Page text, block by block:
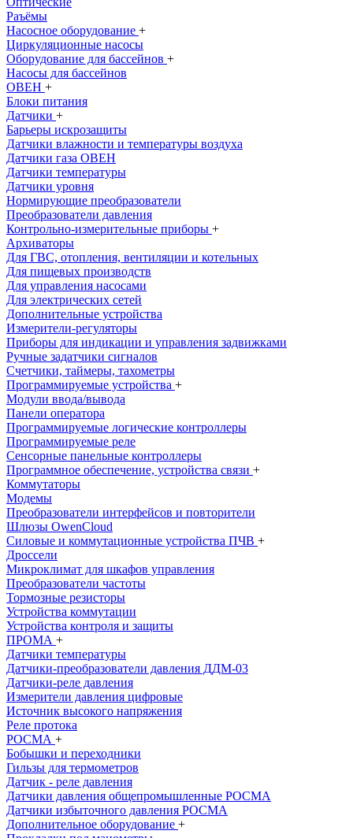
Раъёмы
Насосное оборудование +
Циркуляционные насосы
Оборудование для бассейнов +
Насосы для бассейнов
ОВЕН +
Блоки питания
Датчики +
Барьеры искрозащиты
Датчики влажности и температуры воздуха
Датчики газа ОВЕН
Датчики температуры
Датчики уровня
Нормирующие преобразователи
Преобразователи давления
Контрольно-измерительные приборы +
Архиваторы
Для ГВС, отопления, вентиляции и котельных
Для пищевых производств
Для управления насосами
Для электрических сетей
Дополнительные устройства
Измерители-регуляторы
Приборы для индикации и управления задвижками
Ручные задатчики сигналов
Счетчики, таймеры, тахометры
Программируемые устройства +
Модули ввода/вывода
Панели оператора
Программируемые логические контроллеры
Программируемые реле
Сенсорные панельные контроллеры
Программное обеспечение, устройства связи +
Коммутаторы
Модемы
Преобразователи интерфейсов и повторители
Шлюзы OwenCloud
Силовые и коммутационные устройства ПЧВ +
Дроссели
Микроклимат для шкафов управления
Преобразователи частоты
Тормозные резисторы
Устройства коммутации
Устройства контроля и защиты
ПРОМА +
Датчики температуры
Датчики-преобразователи давления ДДМ-03
Датчики-реле давления
Измерители давления цифровые
Источник высокого напряжения
Реле протока
РОСМА +
Бобышки и переходники
Гильзы для термометров
Датчик - реле давления
Датчики давления общепромышленныe РОСМА
Датчики избыточного давления РОСМА
Дополнительное оборудование +